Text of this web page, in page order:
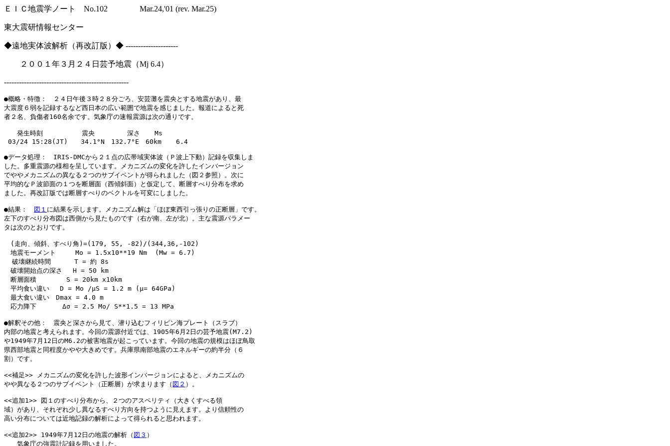
ＥＩＣ地震学ノート No.102 Mar.24,'01 (rev. Mar.25)
東大震研情報センター
◆遠地実体波解析（再改訂版）◆ ---------------------
２００１年３月２４日芸予地震（Mj 6.4）
--------------------------------------------------
●概略・特徴：　２４日午後３時２８分ごろ、安芸灘を震央とする地震があり、最
大震度６弱を記録するなど西日本の広い範囲で地震を感じました。報道によると死
者２名、負傷者160名余です。気象庁の速報震源は次の通りです。
発生時刻　　　　　　震央　　　　　深さ　  Ms
03/24 15:28(JT)　　34.1°N　132.7°E　60km  　6.4
●データ処理：　IRIS-DMCから２１点の広帯域実体波（Ｐ波上下動）記録を収集しま
した。多重震源の様相を呈しています。メカニズムの変化を許したインバージョン
でややメカニズムの異なる２つのサブイベントが得られました（図２参照）。次に
平均的なＰ波節面の１つを断層面（西傾斜面）と仮定して、断層すべり分布を求め
ました。再改訂版では断層すべりのベクトルを可変にしました。
●結果： 図１ に結果を示します。メカニズム解は「ほぼ東西引っ張りの正断層」です。
左下のすべり分布図は西側から見たものです（右が南、左が北）。主な震源パラメー
タは次のとおりです。
(走向、傾斜、すべり角)=(179, 55, -82)/(344,36,-102)
地震モーメント　　　Mo = 1.5x10**19 Nm  (Mw = 6.7)
  破壊継続時間 　　　T = 約 8s
破壊開始点の深さ　 H = 50 km
断層面積　　　　 S = 20km x10km
平均食い違い　 D = Mo /μS = 1.2 m (μ= 64GPa)
最大食い違い　Dmax = 4.0 m
応力降下　　　　Δσ = 2.5 Mo/ S**1.5 = 13 MPa
●解釈その他：　震央と深さから見て、潜り込むフィリピン海プレート（スラブ）
内部の地震と考えられます。今回の震源付近では、1905年6月2日の芸予地震(M7.2)
や1949年7月12日のM6.2の被害地震が起こっています。今回の地震の規模はほぼ鳥取
県西部地震と同程度かやや大きめです。兵庫県南部地震のエネルギーの約半分（６
割）です。
<<補足>> メカニズムの変化を許した波形インバージョンによると、メカニズムの
やや異なる２つのサブイベント（正断層）が求まります（ 図２ ）。
<<追加1>> 図１のすべり分布から、２つのアスペリティ（大きくすべる領
域）があり、それぞれ少し異なるすべり方向を持つように見えます。より信頼性の
高い分布については近地記録の解析によって得られると思われます。
<<追加2>> 1949年7月12日の地震の解析（ 図３ ）
気象庁の強震計記録を用いました。